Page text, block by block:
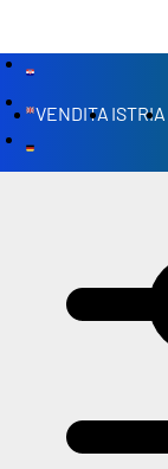
VENDITA ISTRIA